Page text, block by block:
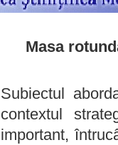
Masa
Subiectul
contextul
important,